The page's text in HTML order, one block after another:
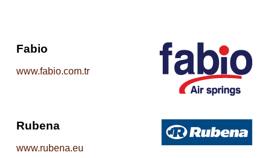
Fabio
www.fabio.com.tr
Rubena
www.rubena.eu